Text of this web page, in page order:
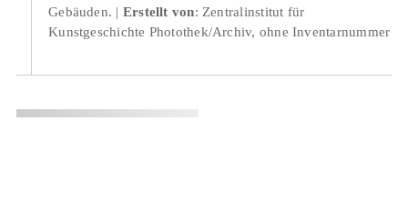
Gebäuden.
Erstellt von: Zentralinstitut für
Kunstgeschichte Photothek/Archiv, ohne Inventarnummer